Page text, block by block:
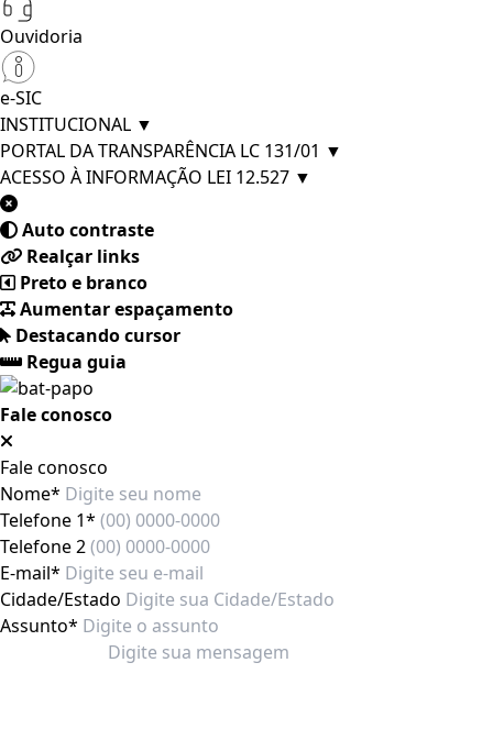
Ouvidoria
e-SIC
INSTITUCIONAL ▼
PORTAL DA TRANSPARÊNCIA LC 131/01 ▼
ACESSO À INFORMAÇÃO LEI 12.527 ▼
Auto contraste
Realçar links
Preto e branco
Aumentar espaçamento
Destacando cursor
Regua guia
Fale conosco
Fale conosco
Nome*
Telefone 1*
Telefone 2
E-mail*
Cidade/Estado
Assunto*